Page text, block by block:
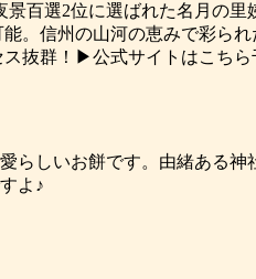
百選2位に選ばれた名月の里
。信州の山河の恵みで彩ら
抜群！▶公式サイトはこちら
らしいお餅です。由緒ある神
よ♪